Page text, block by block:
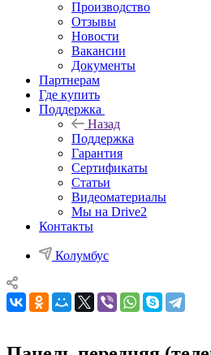
Производство
Отзывы
Новости
Вакансии
Документы
Партнерам
Где купить
Поддержка
Назад
Поддержка
Гарантия
Сертификаты
Статьи
Видеоматериалы
Мы на Drive2
Контакты
Колумбус